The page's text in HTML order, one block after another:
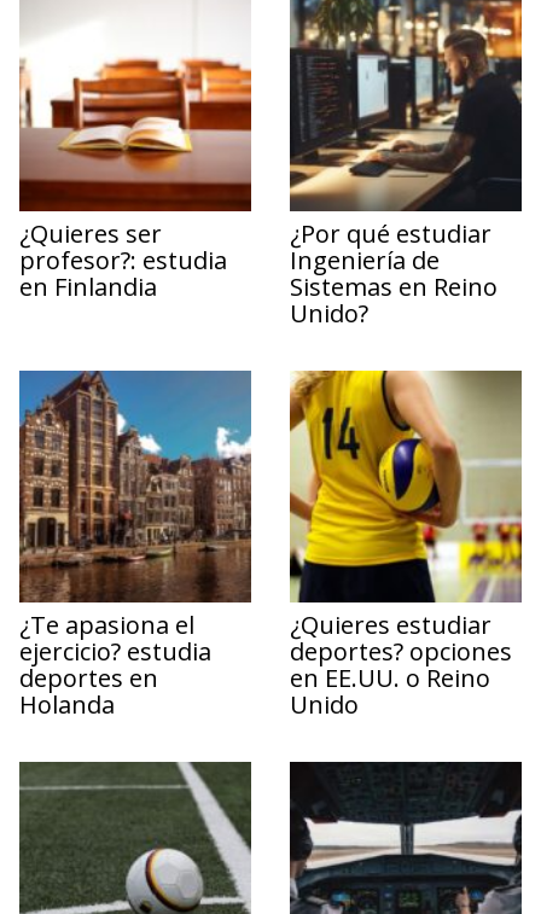
¿Quieres ser
profesor?: estudia
en Finlandia
¿Por qué estudiar
Ingeniería de
Sistemas en Reino
Unido?
¿Te apasiona el
ejercicio? estudia
deportes en
Holanda
¿Quieres estudiar
deportes? opciones
en EE.UU. o Reino
Unido